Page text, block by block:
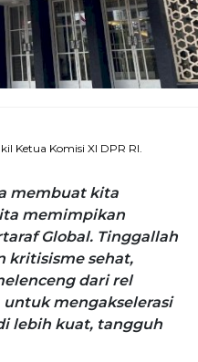
Ketua Komisi XI DPR RI.
membuat kita
memimpikan
Global. Tinggallah
kritisisme sehat,
dari rel
mengakselerasi
lebih kuat, tangguh